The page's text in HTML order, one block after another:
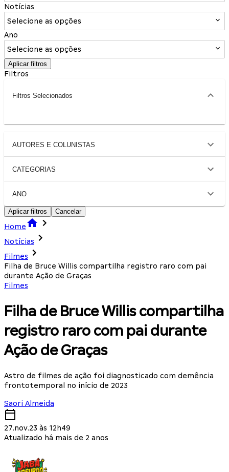
Notícias
Selecione as opções
Ano
Selecione as opções
Aplicar filtros
Filtros
Filtros Selecionados
AUTORES E COLUNISTAS
CATEGORIAS
ANO
Aplicar filtros Cancelar
Home
Notícias
Filmes
Filha de Bruce Willis compartilha registro raro com pai
durante Ação de Graças
Filmes
Filha de Bruce Willis compartilha
registro raro com pai durante
Ação de Graças
Astro de filmes de ação foi diagnosticado com demência
frontotemporal no início de 2023
Saori Almeida
27.nov.23 às 12h49
Atualizado há mais de 2 anos